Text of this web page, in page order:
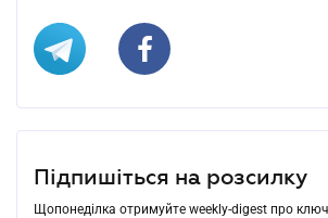
Підпишіться на розсилку
Щопонеділка отримуйте weekly-digest про